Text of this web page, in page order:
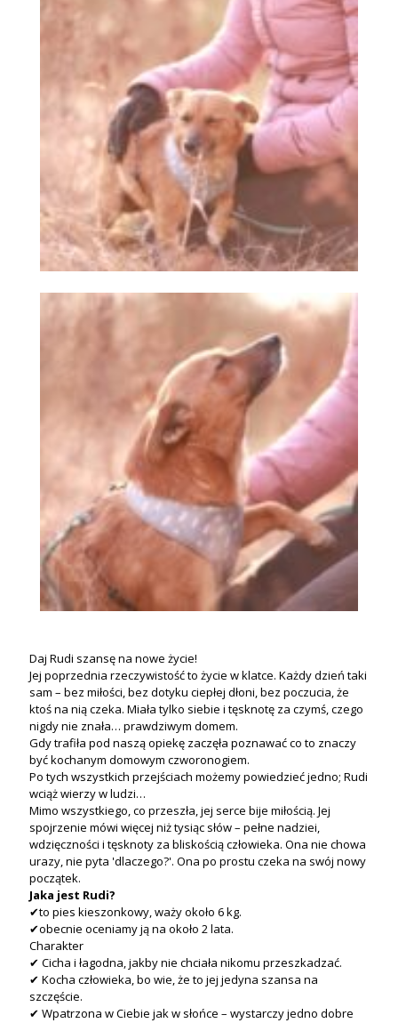
Daj Rudi szansę na nowe życie!
Jej poprzednia rzeczywistość to życie w klatce. Każdy dzień taki
sam – bez miłości, bez dotyku ciepłej dłoni, bez poczucia, że
ktoś na nią czeka. Miała tylko siebie i tęsknotę za czymś, czego
nigdy nie znała… prawdziwym domem.
Gdy trafiła pod naszą opiekę zaczęła poznawać co to znaczy
być kochanym domowym czworonogiem.
Po tych wszystkich przejściach możemy powiedzieć jedno; Rudi
wciąż wierzy w ludzi…
Mimo wszystkiego, co przeszła, jej serce bije miłością. Jej
spojrzenie mówi więcej niż tysiąc słów – pełne nadziei,
wdzięczności i tęsknoty za bliskością człowieka. Ona nie chowa
urazy, nie pyta 'dlaczego?'. Ona po prostu czeka na swój nowy
początek.
Jaka jest Rudi?
✔to pies kieszonkowy, waży około 6 kg.
✔obecnie oceniamy ją na około 2 lata.
Charakter
✔ Cicha i łagodna, jakby nie chciała nikomu przeszkadzać.
✔ Kocha człowieka, bo wie, że to jej jedyna szansa na
szczęście.
✔ Wpatrzona w Ciebie jak w słońce – wystarczy jedno dobre